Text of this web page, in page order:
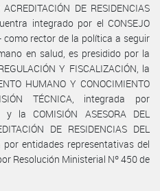
DE RESIDENCIAS
integrado por el CONSEJO
- como rector de la política a seguir
en salud, es presidido por la
Y FISCALIZACIÓN, la
HUMANO Y CONOCIMIENTO
TÉCNICA, integrada por
la COMISIÓN ASESORA DEL
DE RESIDENCIAS DEL
por entidades representativas del
Resolución Ministerial Nº 450 de